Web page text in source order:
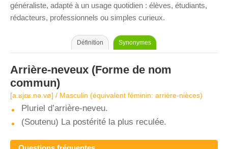
généraliste, adapté à un usage quotidien : élèves, étudiants,
rédacteurs, professionnels ou simples curieux.
Définition Synonymes
Arrière-neveux (Forme de nom
commun)
[a.ʁjɛʁ.nə.vø] / Masculin (équivalent féminin: arrière-nièces)
Pluriel d’arrière-neveu.
(Soutenu) La postérité la plus reculée.